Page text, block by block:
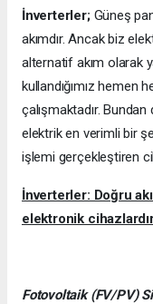
İnverterler;Güneş
akımdır. Ancak biz
alternatif akım olarak
kullandığımız hemen
çalışmaktadır.
elektrik en verimli bir
işlemi gerçekleştiren
İnverterler: Doğru
elektronik
Fotovoltaik (FV/PV)